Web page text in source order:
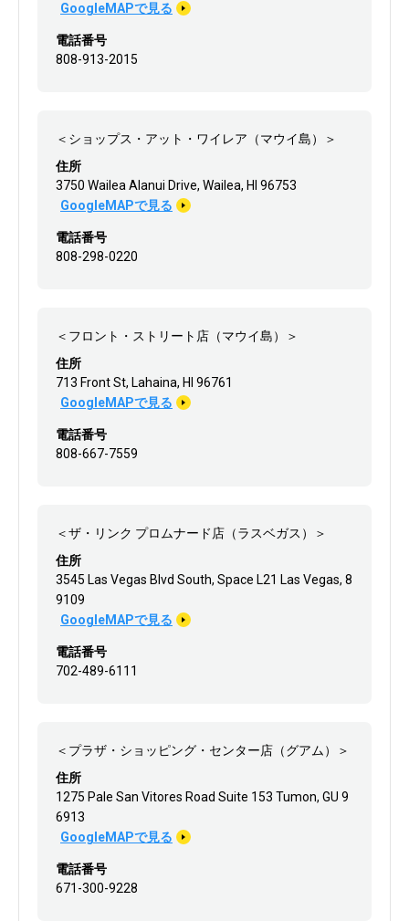
GoogleMAPで見る
電話番号
808-913-2015
＜ショップス・アット・ワイレア（マウイ島）＞
住所
3750 Wailea Alanui Drive, Wailea, HI 96753
GoogleMAPで見る
電話番号
808-298-0220
＜フロント・ストリート店（マウイ島）＞
住所
713 Front St, Lahaina, HI 96761
GoogleMAPで見る
電話番号
808-667-7559
＜ザ・リンク プロムナード店（ラスベガス）＞
住所
3545 Las Vegas Blvd South, Space L21 Las Vegas, 8
9109
GoogleMAPで見る
電話番号
702-489-6111
＜プラザ・ショッピング・センター店（グアム）＞
住所
1275 Pale San Vitores Road Suite 153 Tumon, GU 9
6913
GoogleMAPで見る
電話番号
671-300-9228